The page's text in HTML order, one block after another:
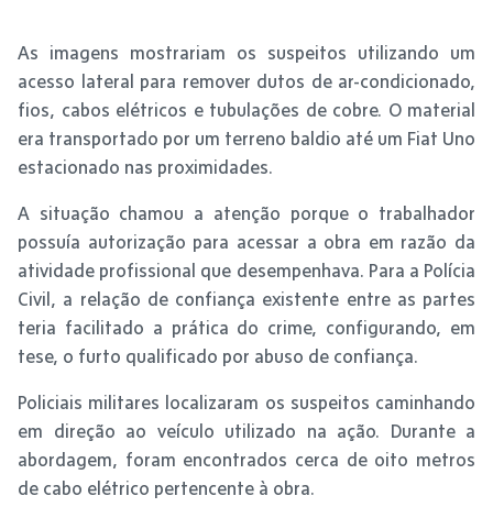
As imagens mostrariam os suspeitos utilizando um
acesso lateral para remover dutos de ar-condicionado,
fios, cabos elétricos e tubulações de cobre. O material
era transportado por um terreno baldio até um Fiat Uno
estacionado nas proximidades.
A situação chamou a atenção porque o trabalhador
possuía autorização para acessar a obra em razão da
atividade profissional que desempenhava. Para a Polícia
Civil, a relação de confiança existente entre as partes
teria facilitado a prática do crime, configurando, em
tese, o furto qualificado por abuso de confiança.
Policiais militares localizaram os suspeitos caminhando
em direção ao veículo utilizado na ação. Durante a
abordagem, foram encontrados cerca de oito metros
de cabo elétrico pertencente à obra.